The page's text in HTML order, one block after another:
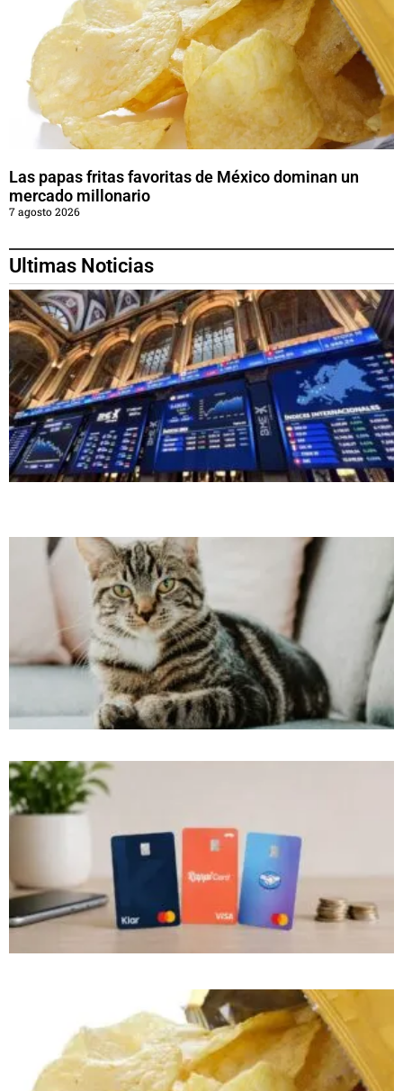
Las papas fritas favoritas de México dominan un
mercado millonario
7 agosto 2026
Ultimas Noticias